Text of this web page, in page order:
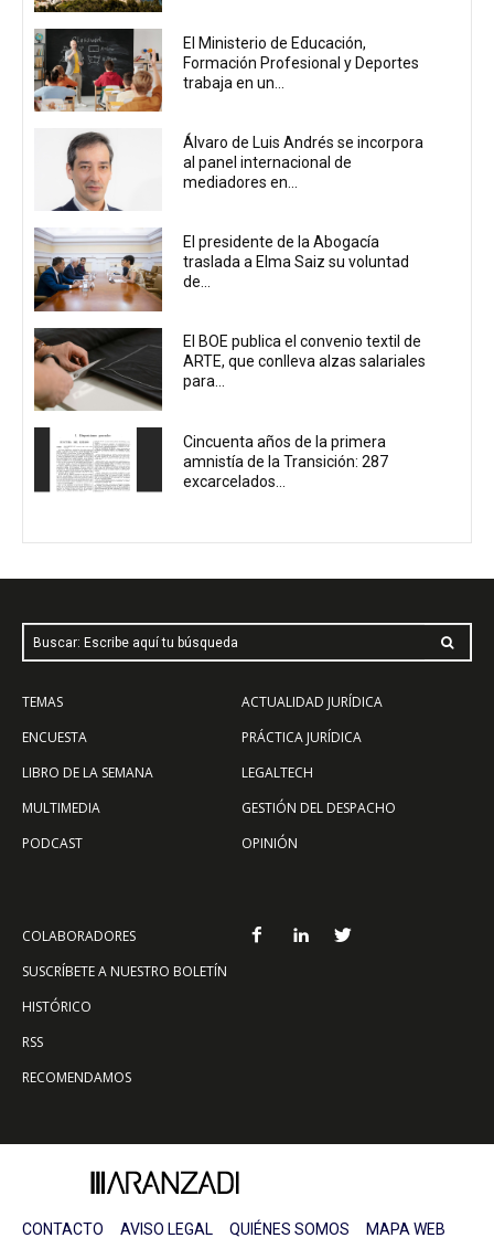
El Ministerio de Educación,
Formación Profesional y Deportes
trabaja en un...
Álvaro de Luis Andrés se incorpora
al panel internacional de
mediadores en...
El presidente de la Abogacía
traslada a Elma Saiz su voluntad
de...
El BOE publica el convenio textil de
ARTE, que conlleva alzas salariales
para...
Cincuenta años de la primera
amnistía de la Transición: 287
excarcelados...
Buscar: Escribe aquí tu búsqueda
TEMAS
ENCUESTA
LIBRO DE LA SEMANA
MULTIMEDIA
PODCAST
ACTUALIDAD JURÍDICA
PRÁCTICA JURÍDICA
LEGALTECH
GESTIÓN DEL DESPACHO
OPINIÓN
COLABORADORES
SUSCRÍBETE A NUESTRO BOLETÍN
HISTÓRICO
RSS
RECOMENDAMOS
CONTACTO AVISO LEGAL QUIÉNES SOMOS MAPA WEB